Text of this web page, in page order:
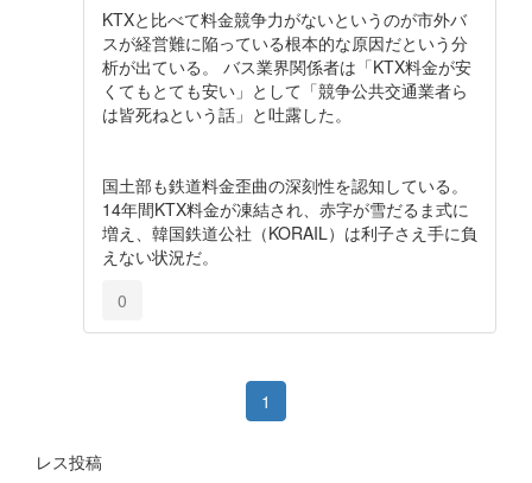
KTXと比べて料金競争力がないというのが市外バ
スが経営難に陥っている根本的な原因だという分
析が出ている。 バス業界関係者は「KTX料金が安
くてもとても安い」として「競争公共交通業者ら
は皆死ねという話」と吐露した。
国土部も鉄道料金歪曲の深刻性を認知している。
14年間KTX料金が凍結され、赤字が雪だるま式に
増え、韓国鉄道公社（KORAIL）は利子さえ手に負
えない状況だ。
0
1
レス投稿